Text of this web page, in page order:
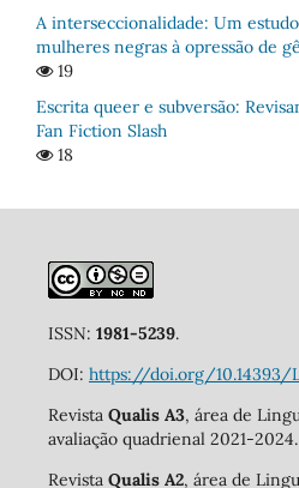
A interseccionalidade: Um
mulheres negras à opressão de
19
Escrita queer e subversão:
Fan Fiction Slash
18
ISSN: 1981-5239.
DOI: https://doi.org/10.14393/
Revista Qualis A3, área de
avaliação quadrienal 2021-2024.
Revista Qualis A2, área de